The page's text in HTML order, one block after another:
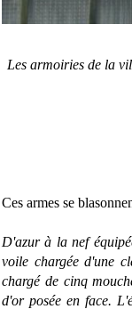
Les armoiries de la
Ces armes se
D'azur à la nef
voile chargée d'une
chargé de cinq
d'or posée en face.